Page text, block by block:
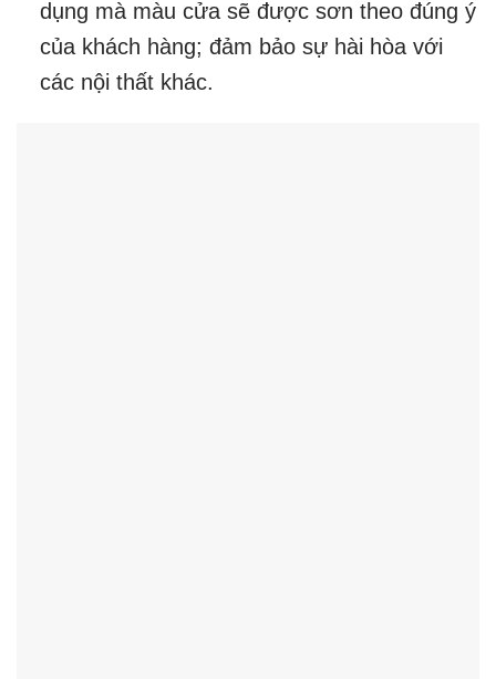
dụng mà màu cửa sẽ được sơn theo đúng ý
của khách hàng; đảm bảo sự hài hòa với
các nội thất khác.